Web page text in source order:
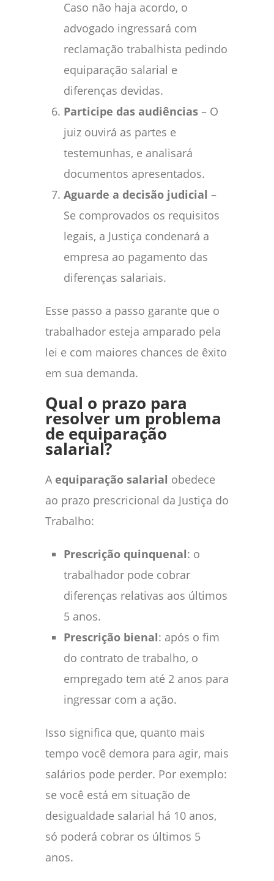
Caso não haja acordo, o
advogado ingressará com
reclamação trabalhista pedindo
equiparação salarial e
diferenças devidas.
Participe das audiências – O
juiz ouvirá as partes e
testemunhas, e analisará
documentos apresentados.
Aguarde a decisão judicial –
Se comprovados os requisitos
legais, a Justiça condenará a
empresa ao pagamento das
diferenças salariais.
Esse passo a passo garante que o
trabalhador esteja amparado pela
lei e com maiores chances de êxito
em sua demanda.
Qual o prazo para
resolver um problema
de equiparação
salarial?
A equiparação salarial obedece
ao prazo prescricional da Justiça do
Trabalho:
Prescrição quinquenal: o
trabalhador pode cobrar
diferenças relativas aos últimos
5 anos.
Prescrição bienal: após o fim
do contrato de trabalho, o
empregado tem até 2 anos para
ingressar com a ação.
Isso significa que, quanto mais
tempo você demora para agir, mais
salários pode perder. Por exemplo:
se você está em situação de
desigualdade salarial há 10 anos,
só poderá cobrar os últimos 5
anos.